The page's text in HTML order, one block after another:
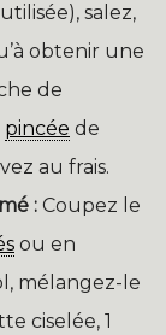
salez,
obtenir une
de
pincée de
au frais.
: Coupez le
ou en
mélangez-le
ciselée, 1